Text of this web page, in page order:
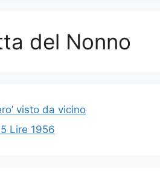
del Nonno
visto da vicino
Lire 1956